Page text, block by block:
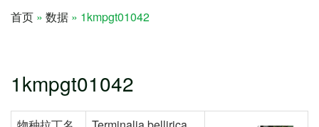
首页 数据 1kmpgt01042
1kmpgt01042